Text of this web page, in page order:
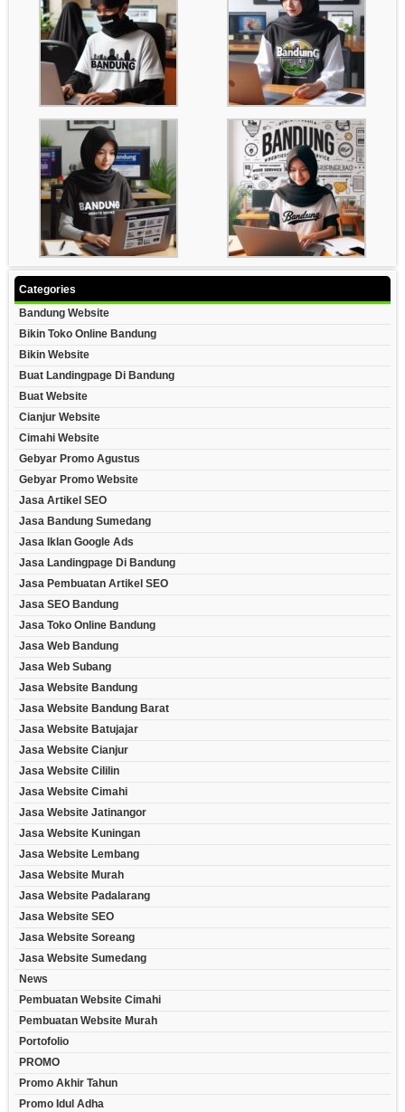
Categories
Bandung Website
Bikin Toko Online Bandung
Bikin Website
Buat Landingpage Di Bandung
Buat Website
Cianjur Website
Cimahi Website
Gebyar Promo Agustus
Gebyar Promo Website
Jasa Artikel SEO
Jasa Bandung Sumedang
Jasa Iklan Google Ads
Jasa Landingpage Di Bandung
Jasa Pembuatan Artikel SEO
Jasa SEO Bandung
Jasa Toko Online Bandung
Jasa Web Bandung
Jasa Web Subang
Jasa Website Bandung
Jasa Website Bandung Barat
Jasa Website Batujajar
Jasa Website Cianjur
Jasa Website Cililin
Jasa Website Cimahi
Jasa Website Jatinangor
Jasa Website Kuningan
Jasa Website Lembang
Jasa Website Murah
Jasa Website Padalarang
Jasa Website SEO
Jasa Website Soreang
Jasa Website Sumedang
News
Pembuatan Website Cimahi
Pembuatan Website Murah
Portofolio
PROMO
Promo Akhir Tahun
Promo Idul Adha